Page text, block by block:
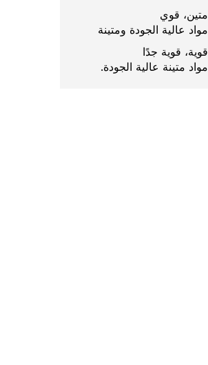
متين، قوي
مواد عالية الجودة ومتينة
قوية، قوية جدًا
مواد متينة عالية الجودة.